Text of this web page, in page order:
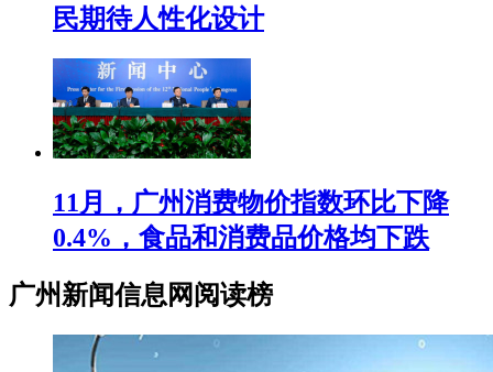
民期待人性化设计
11月，广州消费物价指数环比下降
0.4%，食品和消费品价格均下跌
广州新闻信息网阅读榜